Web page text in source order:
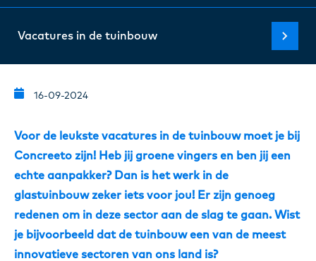
Vacatures in de tuinbouw
16-09-2024
Voor de leukste vacatures in de tuinbouw moet je bij
Concreeto zijn! Heb jij groene vingers en ben jij een
echte aanpakker? Dan is het werk in de
glastuinbouw zeker iets voor jou! Er zijn genoeg
redenen om in deze sector aan de slag te gaan. Wist
je bijvoorbeeld dat de tuinbouw een van de meest
innovatieve sectoren van ons land is?